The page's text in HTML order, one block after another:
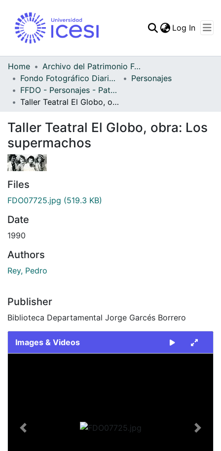
Statistics
Log In
Home
Archivo del Patrimonio Fotográfico y Fílmico del Valle del Cauca
Fondo Fotográfico Diario Occidente
Personajes
FFDO - Personajes - Patrimonial
Taller Teatral El Globo, obra: Los supermachos
Taller Teatral El Globo, obra: Los
supermachos
Files
FDO07725.jpg (519.3 KB)
Date
1990
Authors
Rey, Pedro
Publisher
Biblioteca Departamental Jorge Garcés Borrero
Images & Videos
Previous Next